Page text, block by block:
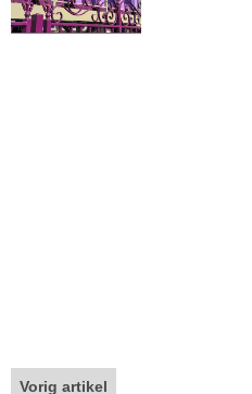
Vorig artikel